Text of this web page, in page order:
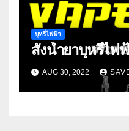
บุหรี่ไฟฟ้า
สั่งน้ำยาบุหรี่ไฟ
AUG 30, 2022